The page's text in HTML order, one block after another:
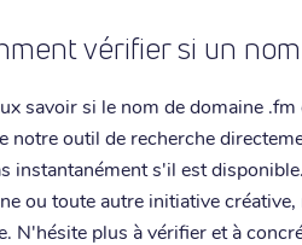
vérifier si un
savoir si le nom de domaine
notre outil de recherche
instantanément s'il est
ou toute autre initiative
N'hésite plus à vérifier et à